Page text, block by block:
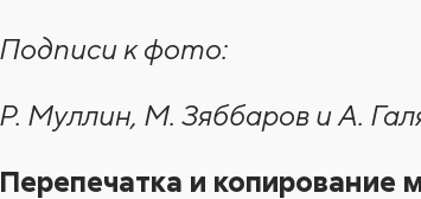
Подписи к фото:
Р. Муллин, М. Зяббаров и А.
Перепечатка и копирование